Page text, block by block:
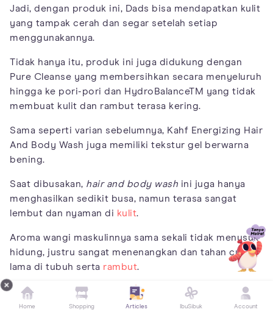
Jadi, dengan produk ini, Dads bisa mendapatkan kulit
yang tampak cerah dan segar setelah setiap
menggunakannya.
Tidak hanya itu, produk ini juga didukung dengan
Pure Cleanse yang membersihkan secara menyeluruh
hingga ke pori-pori dan HydroBalanceTM yang tidak
membuat kulit dan rambut terasa kering.
Sama seperti varian sebelumnya, Kahf Energizing Hair
And Body Wash juga memiliki tekstur gel berwarna
bening.
Saat dibusakan, hair and body wash ini juga hanya
menghasilkan sedikit busa, namun terasa sangat
lembut dan nyaman di kulit.
Aroma wangi maskulinnya sama sekali tidak menusuk
hidung, justru sangat menenangkan dan tahan cukup
lama di tubuh serta rambut.
Produk ini dinilai memiliki aroma yang maskulin yang
lebih kuat dibanding varian Relaxing.
Home Shopping Articles IbuSibuk Account